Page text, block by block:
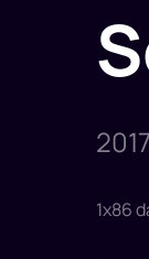
2017
1x86